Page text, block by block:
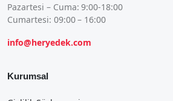
Pazartesi – Cuma: 9:00-18:00
Cumartesi: 09:00 – 16:00
info@heryedek.com
Kurumsal